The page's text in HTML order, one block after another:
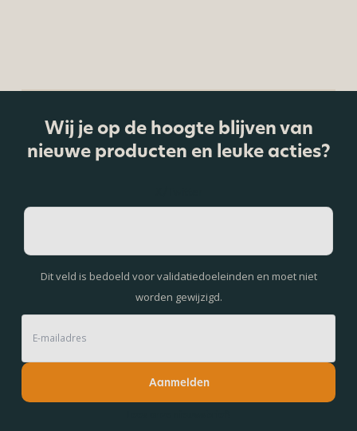
Wij je op de hoogte blijven van
nieuwe producten en leuke acties?
Dit veld is bedoeld voor validatiedoeleinden en moet niet
worden gewijzigd.
Aanmelden